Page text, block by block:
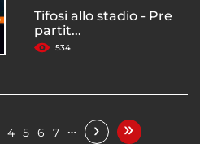
Tifosi allo stadio - Pre
partit...
534
4 5 6 7 … › »